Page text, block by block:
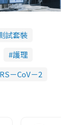
試套裝
護理
－CoV－2